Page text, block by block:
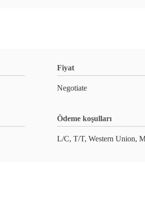
Fiyat
Negotiate
Ödeme koşulları
L/C, T/T, Western Union,